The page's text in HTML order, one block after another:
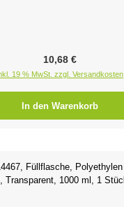
Regulärer Preis:
10,68 €
19 % MwSt. zzgl. Versandkosten
In den Warenkorb